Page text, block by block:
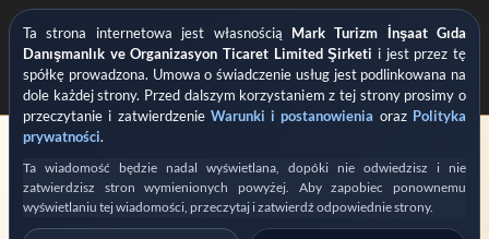
Ta strona internetowa jest własnością
Mark Turizm İnşaat Gıda
Danışmanlık ve Organizasyon Ticaret Limited Şirketi i jest przez tę
spółkę prowadzona. Umowa o świadczenie usług jest podlinkowana na
dole każdej strony. Przed dalszym korzystaniem z tej strony prosimy o
przeczytanie i zatwierdzenie Warunki i postanowienia oraz Polityka
prywatności.
Ta wiadomość będzie nadal wyświetlana, dopóki nie odwiedzisz i nie
zatwierdzisz stron wymienionych powyżej. Aby zapobiec ponownemu
wyświetlaniu tej wiadomości, przeczytaj i zatwierdź odpowiednie strony.